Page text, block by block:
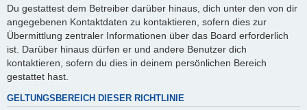
Du gestattest dem Betreiber darüber hinaus, dich unter den von dir
angegebenen Kontaktdaten zu kontaktieren, sofern dies zur
Übermittlung zentraler Informationen über das Board erforderlich
ist. Darüber hinaus dürfen er und andere Benutzer dich
kontaktieren, sofern du dies in deinem persönlichen Bereich
gestattet hast.
GELTUNGSBEREICH DIESER RICHTLINIE